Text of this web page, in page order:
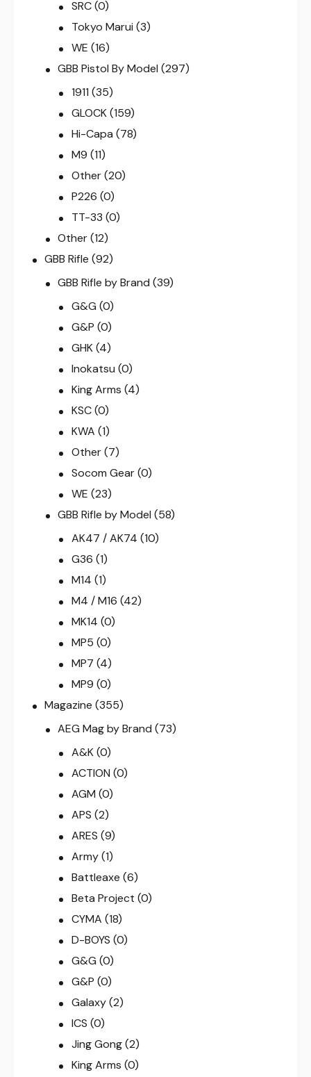
SRC (0)
Tokyo Marui (3)
WE (16)
GBB Pistol By Model (297)
1911 (35)
GLOCK (159)
Hi-Capa (78)
M9 (11)
Other (20)
P226 (0)
TT-33 (0)
Other (12)
GBB Rifle (92)
GBB Rifle by Brand (39)
G&G (0)
G&P (0)
GHK (4)
Inokatsu (0)
King Arms (4)
KSC (0)
KWA (1)
Other (7)
Socom Gear (0)
WE (23)
GBB Rifle by Model (58)
AK47 / AK74 (10)
G36 (1)
M14 (1)
M4 / M16 (42)
MK14 (0)
MP5 (0)
MP7 (4)
MP9 (0)
Magazine (355)
AEG Mag by Brand (73)
A&K (0)
ACTION (0)
AGM (0)
APS (2)
ARES (9)
Army (1)
Battleaxe (6)
Beta Project (0)
CYMA (18)
D-BOYS (0)
G&G (0)
G&P (0)
Galaxy (2)
ICS (0)
Jing Gong (2)
King Arms (0)